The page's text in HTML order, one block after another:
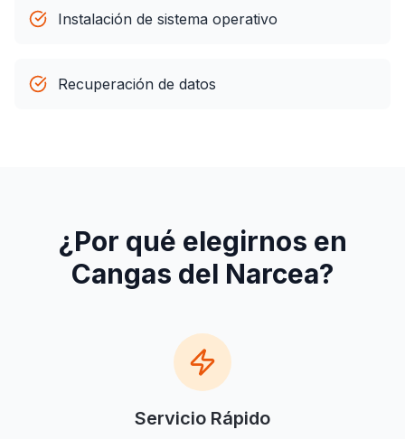
Instalación de sistema operativo
Recuperación de datos
¿Por qué elegirnos en
Cangas del Narcea?
Servicio Rápido